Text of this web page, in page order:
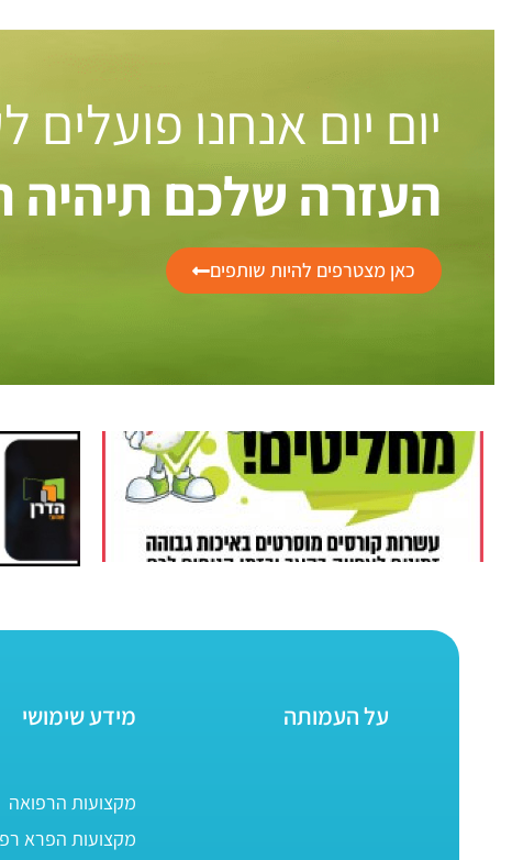
יום יום אנחנו
העזרה שלכם
כאן מצטרפים להיות שותפים
על העמותה מידע שימושי
מקצועות הרפואה
מקצועות הפרא